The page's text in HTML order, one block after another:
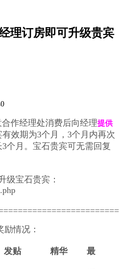
理订房即可升级贵宾
合作经理处消费后向经理提供
有效期为3个月，3个月内再次
个月。 宝石贵宾可无需回复
级宝石贵宾：
情况：
贴 精华 最